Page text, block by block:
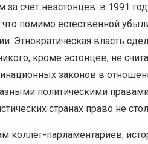
за счет неэстонцев: в 1991
что помимо естественной
Этнократическая власть
кроме эстонцев, не
законов в
политическими
странах право не
коллег-парламентариев,